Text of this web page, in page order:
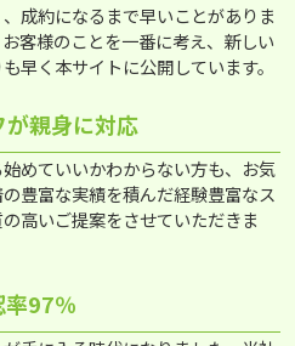
成約になるまで早いことがありま
客様のことを一番に考え、新しい
早く本サイトに公開しています。
親身に対応
めていいかわからない方も、お気
豊富な実績を積んだ経験豊富なス
高いご提案をさせていただきま
率97％